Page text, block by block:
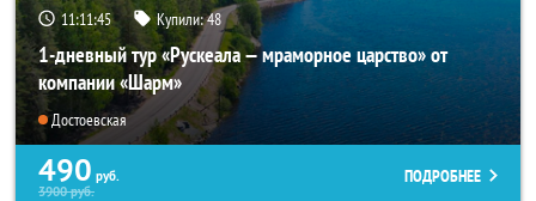
11:11:44 Купили:48
1-дневный тур «Рускеала — мраморное царство» от
компании «Шарм»
Достоевская
490 руб.
3900руб.
ПОДРОБНЕЕ